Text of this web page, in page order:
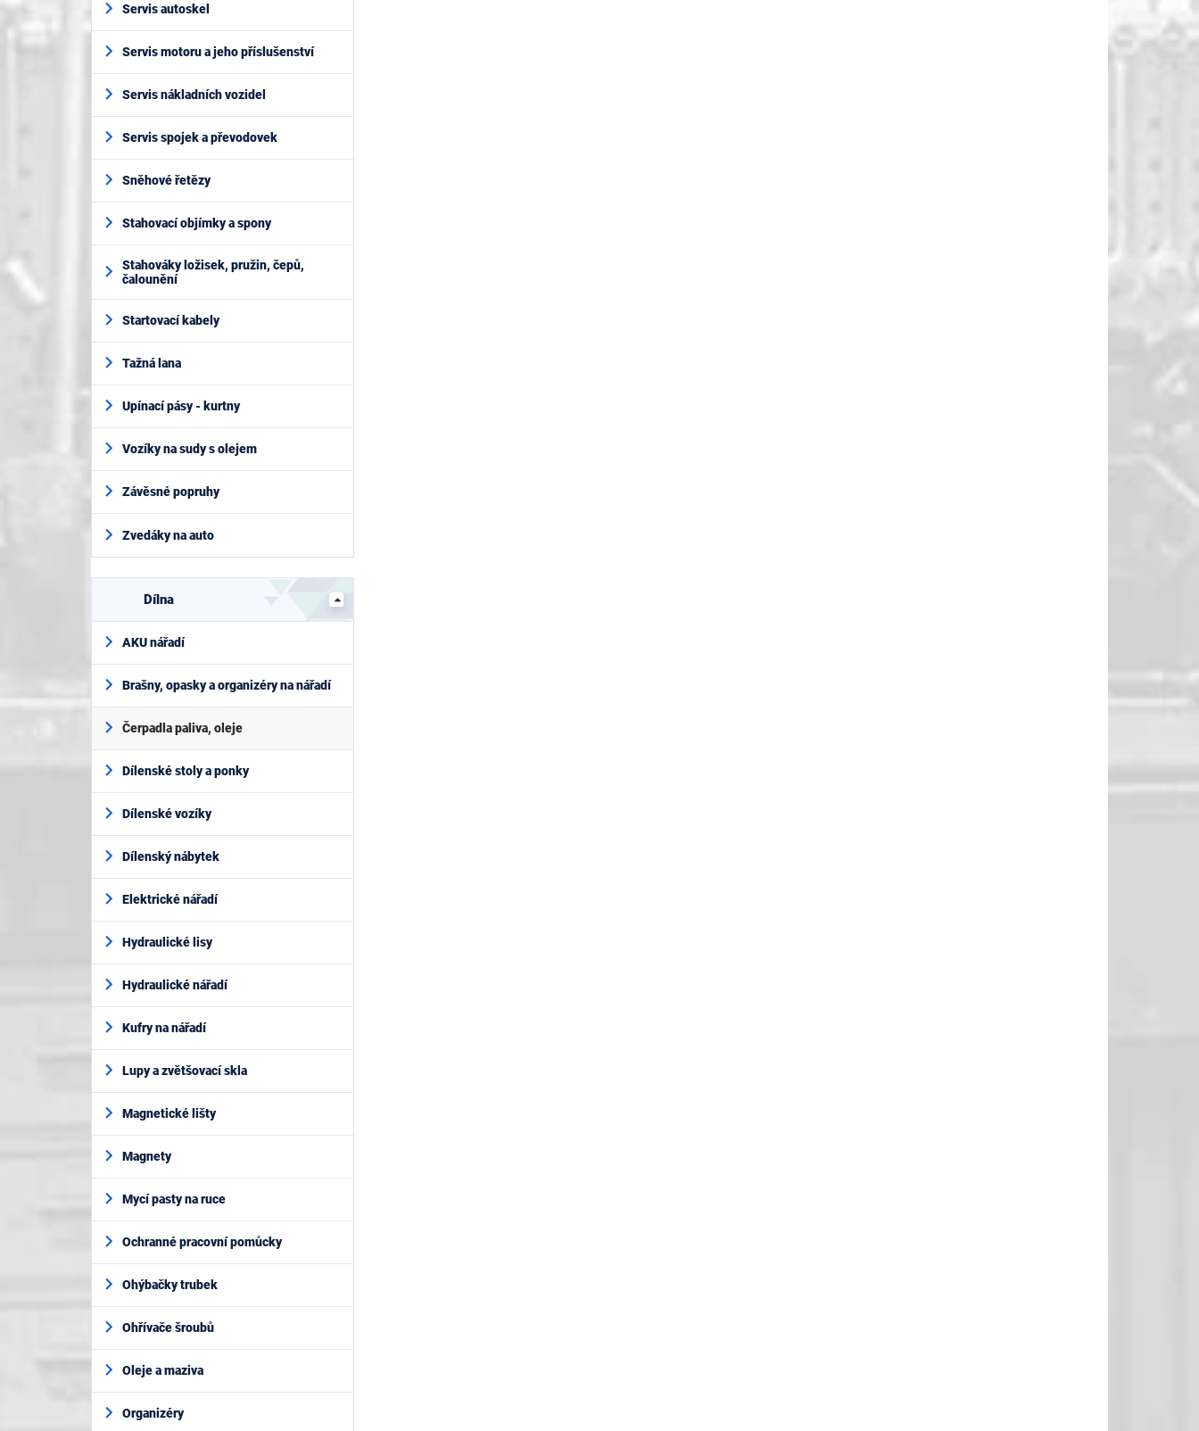
Servis autoskel
Servis motoru a jeho příslušenství
Servis nákladních vozidel
Servis spojek a převodovek
Sněhové řetězy
Stahovací objímky a spony
Stahováky ložisek, pružin, čepů,
čalounění
Startovací kabely
Tažná lana
Upínací pásy - kurtny
Vozíky na sudy s olejem
Závěsné popruhy
Zvedáky na auto
Dílna
AKU nářadí
Brašny, opasky a organizéry na nářadí
Čerpadla paliva, oleje
Dílenské stoly a ponky
Dílenské vozíky
Dílenský nábytek
Elektrické nářadí
Hydraulické lisy
Hydraulické nářadí
Kufry na nářadí
Lupy a zvětšovací skla
Magnetické lišty
Magnety
Mycí pasty na ruce
Ochranné pracovní pomůcky
Ohýbačky trubek
Ohřívače šroubů
Oleje a maziva
Organizéry